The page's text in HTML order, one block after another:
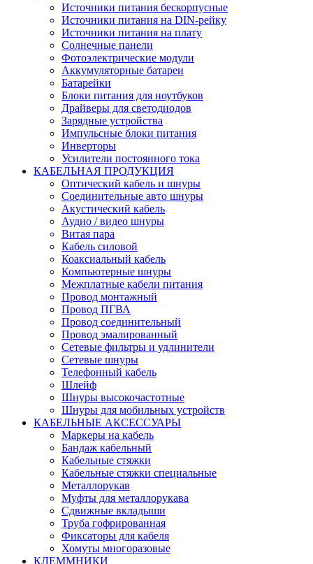
Источники питания бескорпусные
Источники питания на DIN-рейку
Источники питания на плату
Солнечные панели
Фотоэлектрические модули
Аккумуляторные батареи
Батарейки
Блоки питания для ноутбуков
Драйверы для светодиодов
Зарядные устройства
Импульсные блоки питания
Инверторы
Усилители постоянного тока
КАБЕЛЬНАЯ ПРОДУКЦИЯ
Оптический кабель и шнуры
Соединительные авто шнуры
Акустический кабель
Аудио / видео шнуры
Витая пара
Кабель силовой
Коаксиальный кабель
Компьютерные шнуры
Межплатные кабели питания
Провод монтажный
Провод ПГВА
Провод соединительный
Провод эмалированный
Сетевые фильтры и удлинители
Сетевые шнуры
Телефонный кабель
Шлейф
Шнуры высокочастотные
Шнуры для мобильных устройств
КАБЕЛЬНЫЕ АКСЕССУАРЫ
Маркеры на кабель
Бандаж кабельный
Кабельные стяжки
Кабельные стяжки специальные
Металлорукав
Муфты для металлорукава
Сдвижные вкладыши
Труба гофрированная
Фиксаторы для кабеля
Хомуты многоразовые
КЛЕММНИКИ